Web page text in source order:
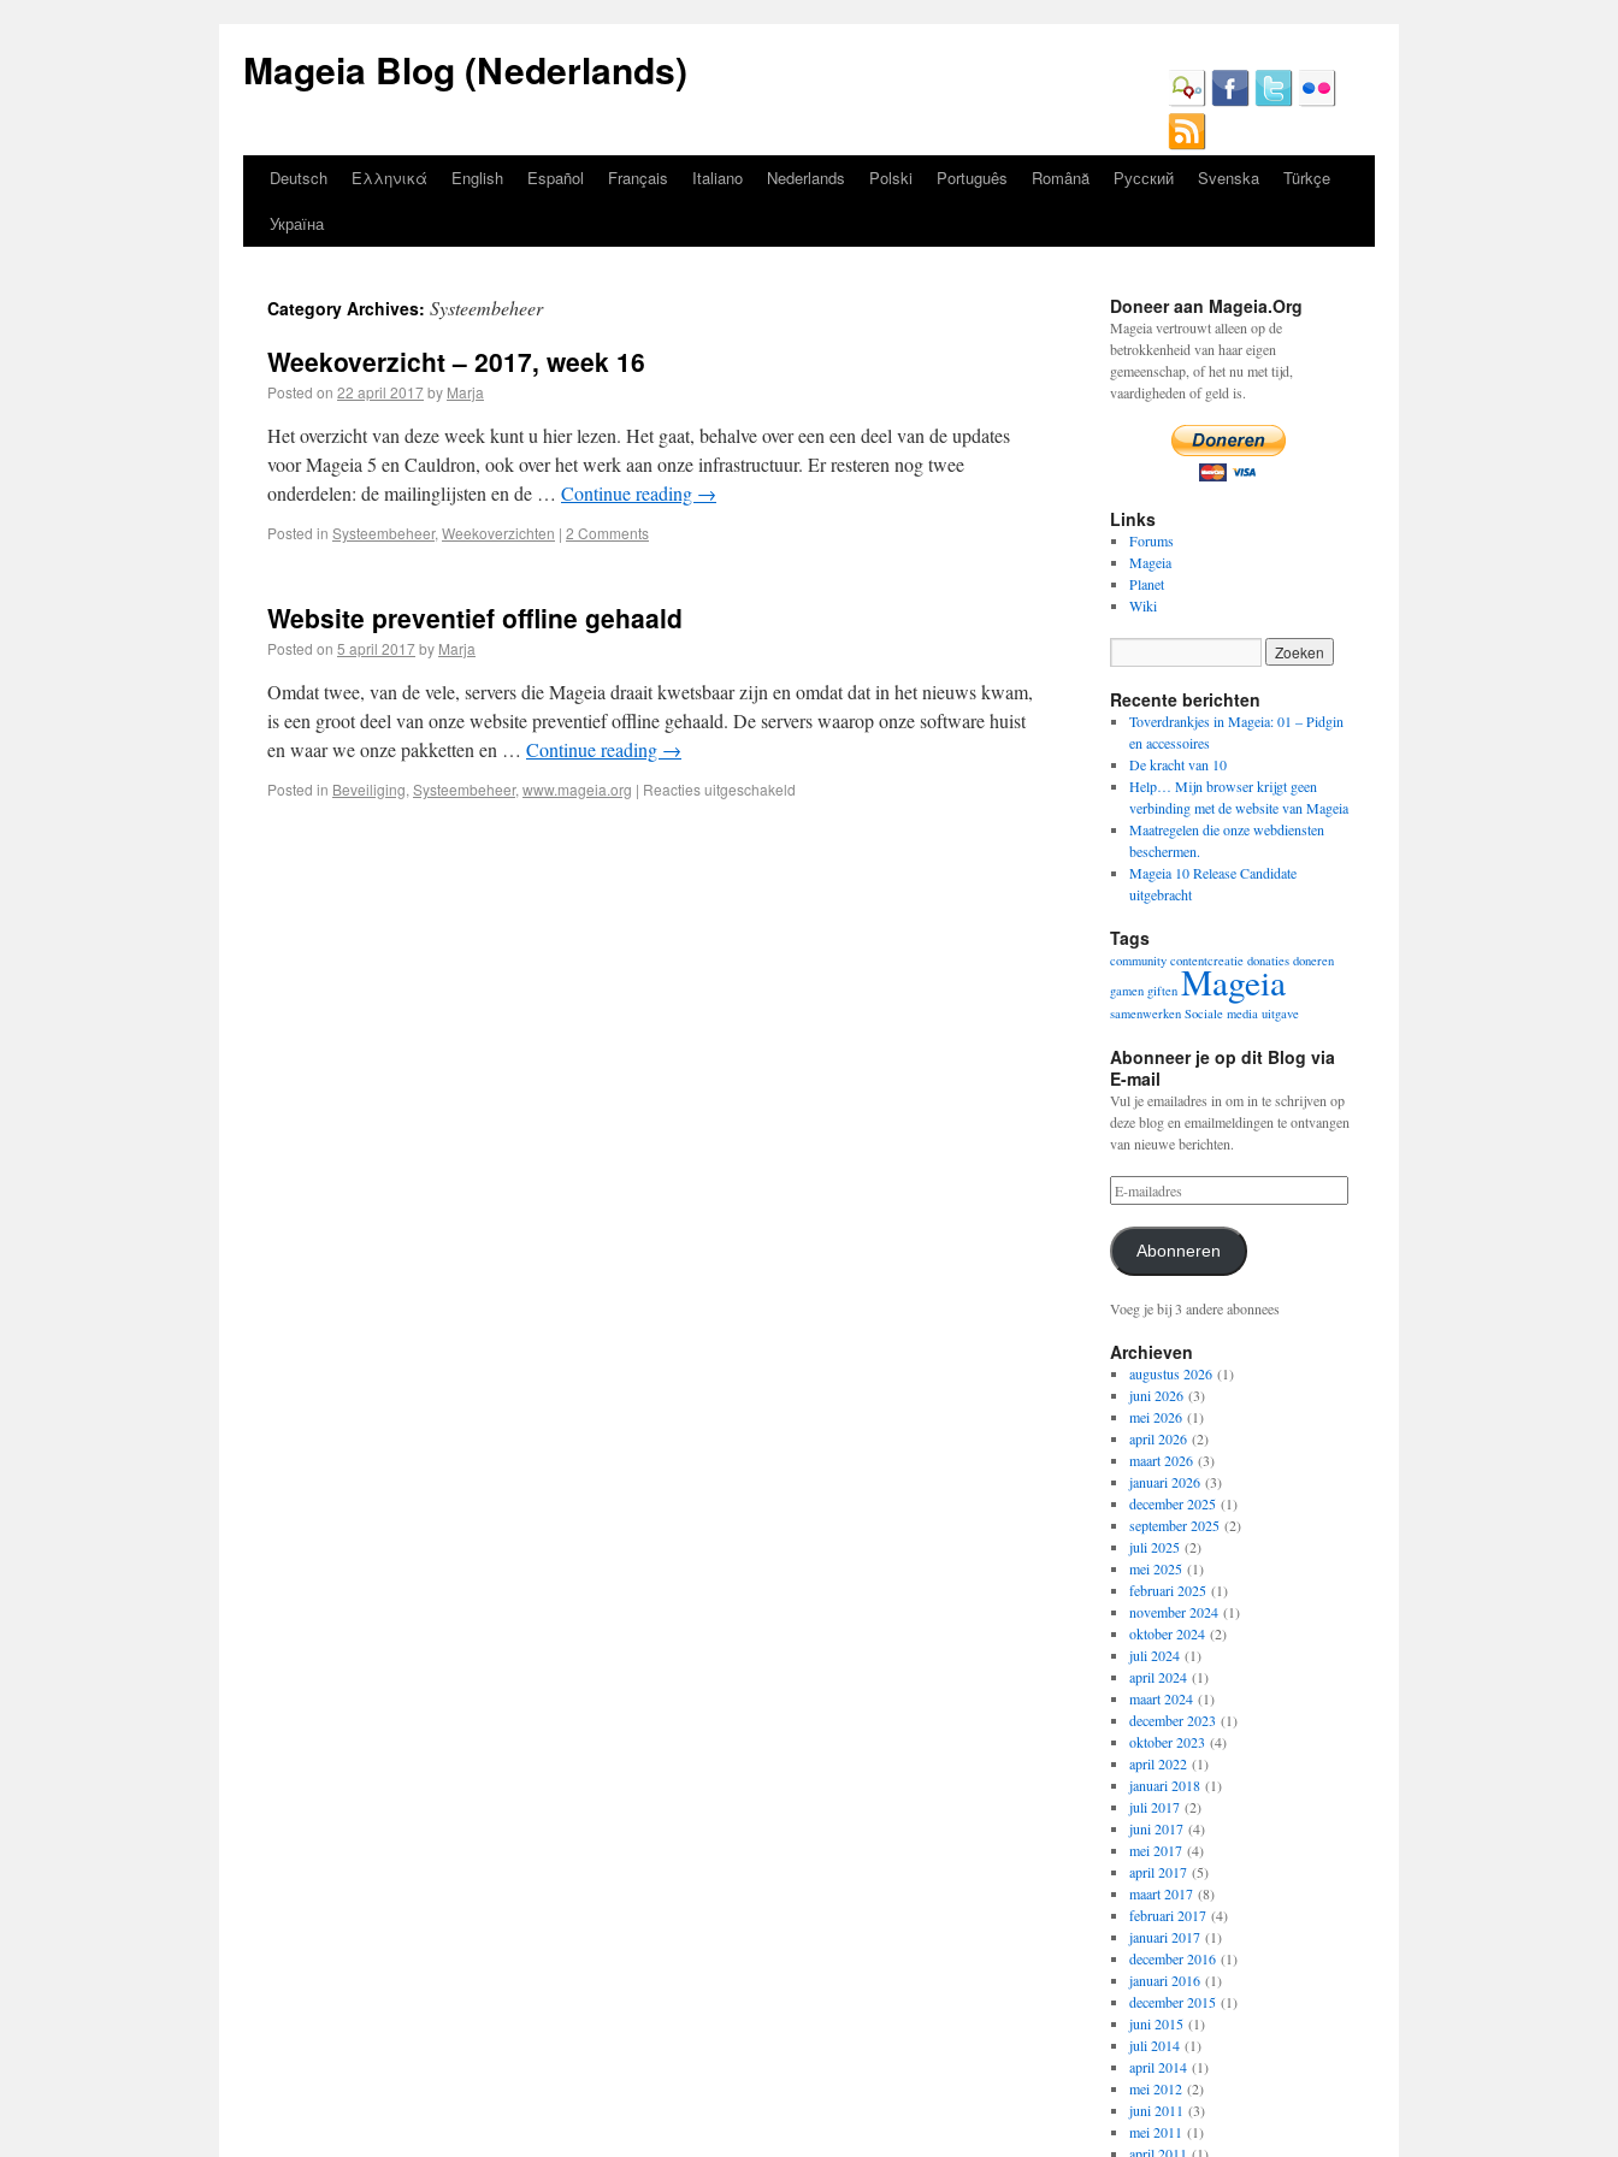
Mageia Blog (Nederlands)
Deutsch Ελληνικά English Español Français Italiano Nederlands Polski Português Română Русский Svenska
Türkçe
Україна
Category Archives: Systeembeheer
Weekoverzicht – 2017, week 16
Posted on 22 april 2017by Marja
Het overzicht van deze week kunt u hier lezen. Het gaat, behalve over een een deel van de updates
voor Mageia 5 en Cauldron, ook over het werk aan onze infrastructuur. Er resteren nog twee
onderdelen: de mailinglijsten en de … Continue reading →
Posted in Systeembeheer, Weekoverzichten | 2 Comments
Website preventief offline gehaald
Posted on 5 april 2017by Marja
Omdat twee, van de vele, servers die Mageia draait kwetsbaar zijn en omdat dat in het nieuws kwam,
is een groot deel van onze website preventief offline gehaald. De servers waarop onze software huist
en waar we onze pakketten en … Continue reading →
Posted in Beveiliging, Systeembeheer, www.mageia.org | Reacties uitgeschakeld
Doneer aan Mageia.Org
Mageia vertrouwt alleen op de
betrokkenheid van haar eigen
gemeenschap, of het nu met tijd,
vaardigheden of geld is.
Links
Forums
Mageia
Planet
Wiki
Recente berichten
Toverdrankjes in Mageia: 01 – Pidgin
en accessoires
De kracht van 10
Help… Mijn browser krijgt geen
verbinding met de website van Mageia
Maatregelen die onze webdiensten
beschermen.
Mageia 10 Release Candidate
uitgebracht
Tags
community contentcreatie donaties doneren
gamen giften Mageia
samenwerken Sociale media uitgave
Abonneer je op dit Blog via
E-mail
Vul je emailadres in om in te schrijven op
deze blog en emailmeldingen te ontvangen
van nieuwe berichten.
Abonneren
Voeg je bij 3 andere abonnees
Archieven
augustus 2026(1)
juni 2026(3)
mei 2026(1)
april 2026(2)
maart 2026(3)
januari 2026(3)
december 2025(1)
september 2025(2)
juli 2025(2)
mei 2025(1)
februari 2025(1)
november 2024(1)
oktober 2024(2)
juli 2024(1)
april 2024(1)
maart 2024(1)
december 2023 (1)
oktober 2023 (4)
april 2022(1)
januari 2018(1)
juli 2017(2)
juni 2017(4)
mei 2017(4)
april 2017(5)
maart 2017(8)
februari 2017(4)
januari 2017(1)
december 2016(1)
januari 2016(1)
december 2015(1)
juni 2015(1)
juli 2014(1)
april 2014(1)
mei 2012(2)
juni 2011 (3)
mei 2011 (1)